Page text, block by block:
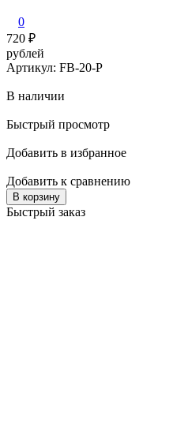
0
720 ₽
рублей
Артикул: FB-20-P
В наличии
Быстрый просмотр
Добавить в избранное
Добавить к сравнению
В корзину
Быстрый заказ